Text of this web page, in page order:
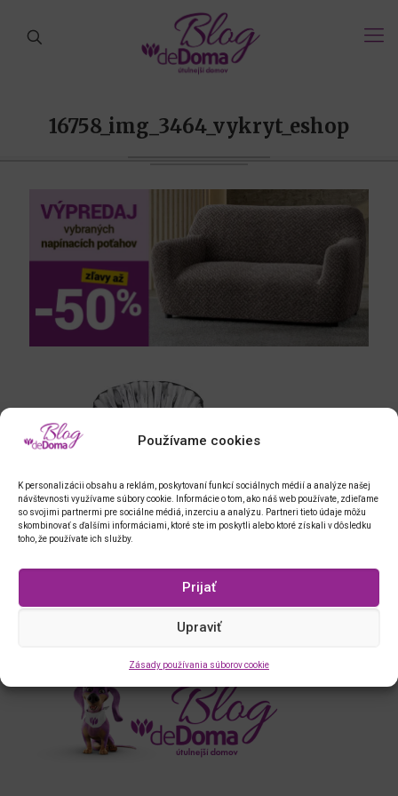
Používame cookies
K personalizácii obsahu a reklám, poskytovaní funkcí sociálnych médií a analýze našej
návštevnosti využívame súbory cookie. Informácie o tom, ako náš web používate, zdieľame
so svojimi partnermi pre sociálne médiá, inzerciu a analýzu. Partneri tieto údaje môžu
skombinovať s ďalšími informáciami, ktoré ste im poskytli alebo ktoré získali v dôsledku
toho, že používate ich služby.
Prijať
Upraviť
Zásady používania súborov cookie
16758_img_3464_vykryt_eshop